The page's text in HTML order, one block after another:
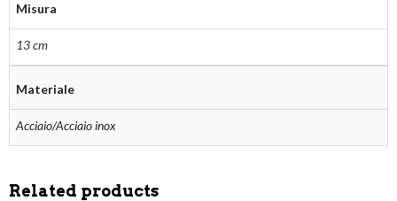
Misura
13 cm
Materiale
Acciaio/Acciaio inox
Related products